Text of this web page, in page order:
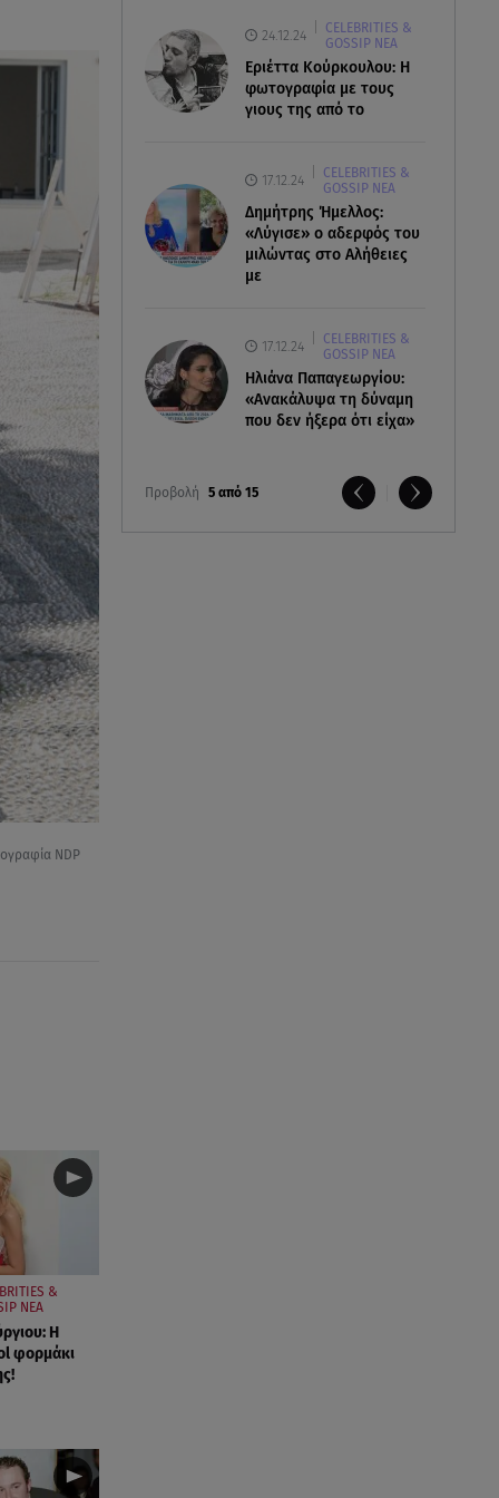
24.12.24
CELEBRITIES &
GOSSIP ΝΕΑ
Εριέττα Κούρκουλου: Η
φωτογραφία με τους
γιους της από το
17.12.24
CELEBRITIES &
GOSSIP ΝΕΑ
Δημήτρης Ήμελλος:
«Λύγισε» ο αδερφός του
μιλώντας στο Αλήθειες
με
17.12.24
CELEBRITIES &
GOSSIP ΝΕΑ
Ηλιάνα Παπαγεωργίου:
«Ανακάλυψα τη δύναμη
που δεν ήξερα ότι είχα»
Προβολή 5 από 15
NDP
&
ΝΕΑ
Η
φορμάκι